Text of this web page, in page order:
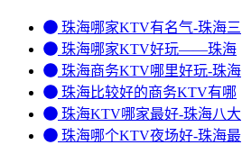
珠海哪家KTV有名气-珠海三
珠海哪家KTV好玩——珠海
珠海商务KTV哪里好玩-珠海
珠海比较好的商务KTV有哪
珠海KTV哪家最好-珠海八大
珠海哪个KTV夜场好-珠海最